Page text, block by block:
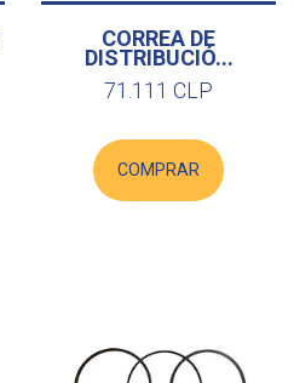
CORREA DE
DISTRIBUCIÓ...
71.111 CLP
COMPRAR